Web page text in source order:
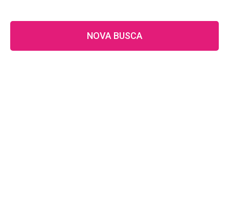
NOVA BUSCA